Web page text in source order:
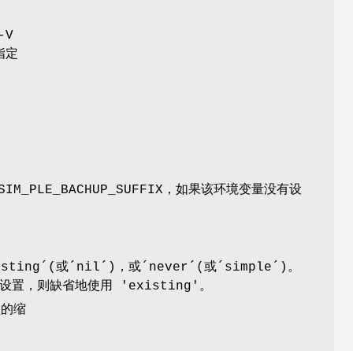
V
定
，如果该环境变量没有设
或´nil´)，或´never´(或´simple´)。
有设置，则缺省地使用 'existing'。
缩